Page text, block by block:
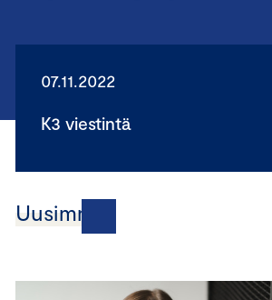
07.11.2022
K3 viestintä
Uusimmat